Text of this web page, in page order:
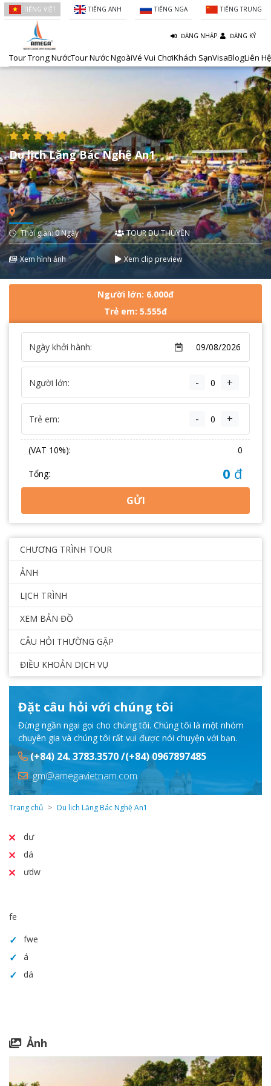
TIẾNG VIỆT TIẾNG ANH TIẾNG NGA TIẾNG TRUNG
ĐĂNG NHẬP ĐĂNG KÝ
Tour Trong NướcTour Nước NgoàiVé Vui ChơiKhách SạnVisaBlogLiên Hệ
Du lịch Lăng Bác Nghệ An1
Thời gian: 0 Ngày TOUR DU THUYỀN
Xem hình ảnh Xem clip preview
Người lớn: 6.000đ
Trẻ em: 5.555đ
Trang chủ Du lịch Lăng Bác Nghệ An1
dư
dá
ưdw
fe
fwe
á
dá
Ảnh
Ngày khởi hành:
Người lớn: - +
Trẻ em: - +
(VAT 10%): 0
Tổng: 0 đ
GỬI
CHƯƠNG TRÌNH TOUR
ẢNH
LỊCH TRÌNH
XEM BẢN ĐỒ
CÂU HỎI THƯỜNG GẶP
ĐIỀU KHOẢN DỊCH VỤ
Đặt câu hỏi với chúng tôi
Đừng ngần ngại gọi cho chúng tôi. Chúng tôi là một nhóm
chuyên gia và chúng tôi rất vui được nói chuyện với bạn.
(+84) 24. 3783.3570 /(+84) 0967897485
gm@amegavietnam.com